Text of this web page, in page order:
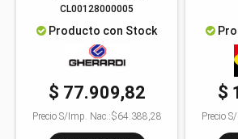
CL00128000005
Producto con Stock
$ 77.909,82
Precio S/Imp. Nac.:$64.388,28
$
Precio